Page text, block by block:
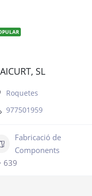
SL
Roquetes
977501959
Fabricació de
Components
639